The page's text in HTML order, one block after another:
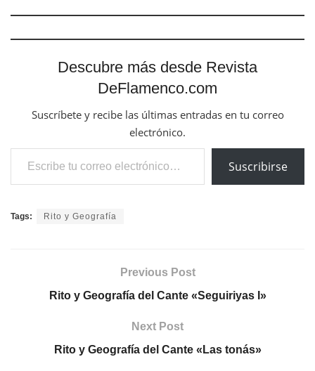
Descubre más desde Revista
DeFlamenco.com
Suscríbete y recibe las últimas entradas en tu correo
electrónico.
Escribe tu correo electrónico…
Suscribirse
Tags: Rito y Geografía
Previous Post
Rito y Geografía del Cante «Seguiriyas I»
Next Post
Rito y Geografía del Cante «Las tonás»